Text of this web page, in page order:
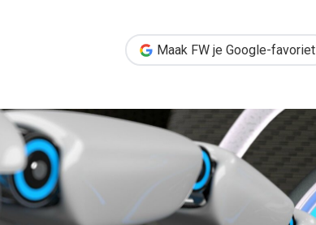
Maak FW je Google-favoriet